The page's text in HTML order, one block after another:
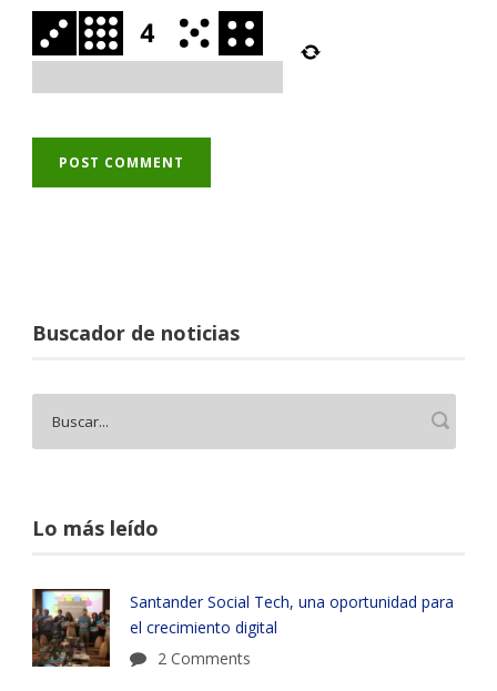
Buscador de noticias
Lo más leído
Santander Social Tech, una oportunidad para
el crecimiento digital
2 Comments